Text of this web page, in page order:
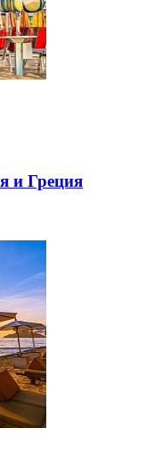
и Греция